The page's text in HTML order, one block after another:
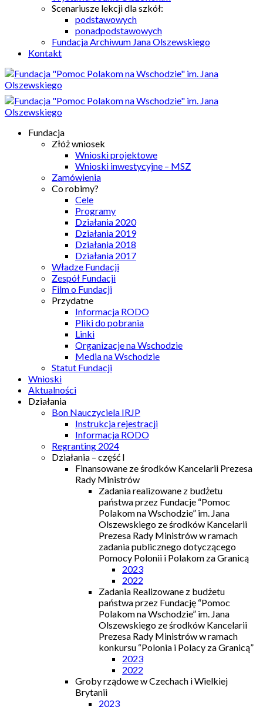
Scenariusze lekcji dla szkół:
podstawowych
ponadpodstawowych
Fundacja Archiwum Jana Olszewskiego
Kontakt
Fundacja
Złóż wniosek
Wnioski projektowe
Wnioski inwestycyjne – MSZ
Zamówienia
Co robimy?
Cele
Programy
Działania 2020
Działania 2019
Działania 2018
Działania 2017
Władze Fundacji
Zespół Fundacji
Film o Fundacji
Przydatne
Informacja RODO
Pliki do pobrania
Linki
Organizacje na Wschodzie
Media na Wschodzie
Statut Fundacji
Wnioski
Aktualności
Działania
Bon Nauczyciela IRJP
Instrukcja rejestracji
Informacja RODO
Regranting 2024
Działania – część I
Finansowane ze środków Kancelarii Prezesa
Rady Ministrów
Zadania realizowane z budżetu
państwa przez Fundacje “Pomoc
Polakom na Wschodzie” im. Jana
Olszewskiego ze środków Kancelarii
Prezesa Rady Ministrów w ramach
zadania publicznego dotyczącego
Pomocy Polonii i Polakom za Granicą
2023
2022
Zadania Realizowane z budżetu
państwa przez Fundację “Pomoc
Polakom na Wschodzie” im. Jana
Olszewskiego ze środków Kancelarii
Prezesa Rady Ministrów w ramach
konkursu “Polonia i Polacy za Granicą”
2023
2022
Groby rządowe w Czechach i Wielkiej
Brytanii
2023